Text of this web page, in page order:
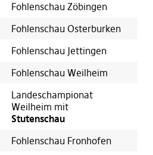
Fohlenschau Zöbingen
Fohlenschau Osterburken
Fohlenschau Jettingen
Fohlenschau Weilheim
Landeschampionat
Weilheim mit
Stutenschau
Fohlenschau Fronhofen